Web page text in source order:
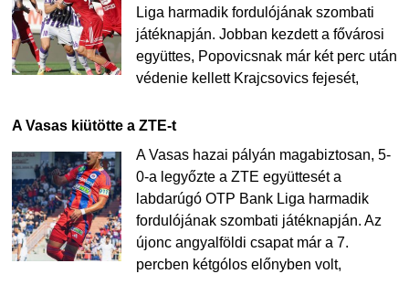
Liga harmadik fordulójának szombati
játéknapján. Jobban kezdett a fővárosi
együttes, Popovicsnak már két perc után
védenie kellett Krajcsovics fejesét,
A Vasas kiütötte a ZTE-t
A Vasas hazai pályán magabiztosan, 5-
0-a legyőzte a ZTE együttesét a
labdarúgó OTP Bank Liga harmadik
fordulójának szombati játéknapján. Az
újonc angyalföldi csapat már a 7.
percben kétgólos előnyben volt,